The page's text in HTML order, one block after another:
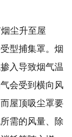
尘升至屋
型捕集罩。烟
入导致烟气温
会受到横向风
屋顶吸尘罩要
需的风量、除